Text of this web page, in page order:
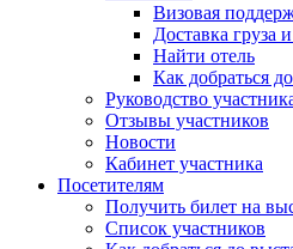
Визовая
Доставка груза
Найти отель
Как добраться
Руководство
Отзывы участников
Новости
Кабинет участника
Посетителям
Получить билет на
Список участников